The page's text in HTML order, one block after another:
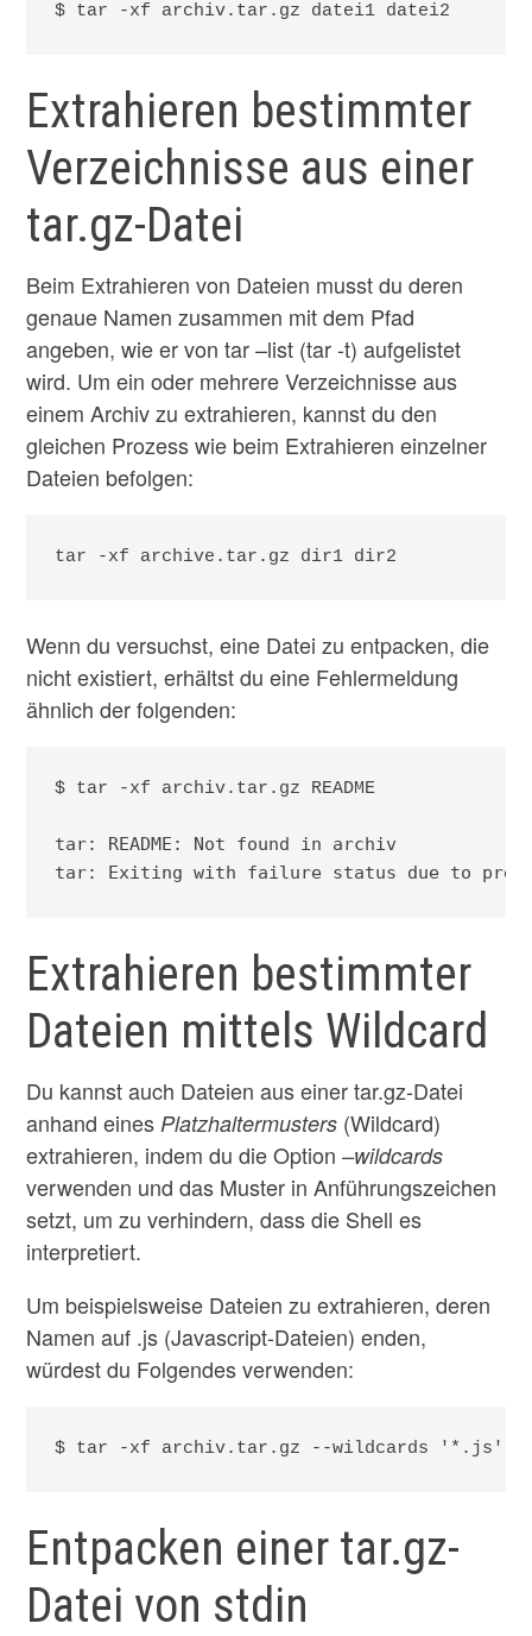
$ tar -xf archiv.tar.gz datei1 datei2
Extrahieren bestimmter
Verzeichnisse aus einer
tar.gz-Datei
Beim Extrahieren von Dateien musst du deren
genaue Namen zusammen mit dem Pfad
angeben, wie er von tar –list (tar -t) aufgelistet
wird. Um ein oder mehrere Verzeichnisse aus
einem Archiv zu extrahieren, kannst du den
gleichen Prozess wie beim Extrahieren einzelner
Dateien befolgen:
tar -xf archive.tar.gz dir1 dir2
Wenn du versuchst, eine Datei zu entpacken, die
nicht existiert, erhältst du eine Fehlermeldung
ähnlich der folgenden:
$ tar -xf archiv.tar.gz README
tar: README: Not found in archiv
tar: Exiting with failure status due to
Extrahieren bestimmter
Dateien mittels Wildcard
Du kannst auch Dateien aus einer tar.gz-Datei
anhand einesPlatzhaltermusters (Wildcard)
extrahieren, indem du die Option–wildcards
verwenden und das Muster in Anführungszeichen
setzt, um zu verhindern, dass die Shell es
interpretiert.
Um beispielsweise Dateien zu extrahieren, deren
Namen auf .js (Javascript-Dateien) enden,
würdest du Folgendes verwenden:
$ tar -xf archiv.tar.gz --wildcards '*.js'
Entpacken einer tar.gz-
Datei von stdin